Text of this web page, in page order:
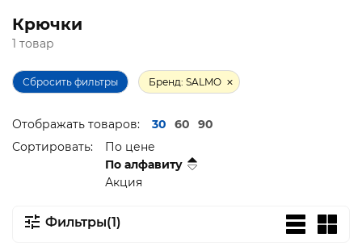
Крючки
1 товар
Сбросить фильтры Бренд: SALMO
Отображать товаров: 30 60
90
Сортировать:
По цене
По алфавиту
Акция
Фильтры(1)